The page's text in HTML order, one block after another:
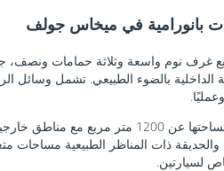
بانورامية في ميخاس جولف
غرف نوم واسعة وثلاثة حمامات ونصف،
الداخلية بالضوء الطبيعي. تشمل
والحديقة ذات المناظر الطبيعية
لسيارتين.